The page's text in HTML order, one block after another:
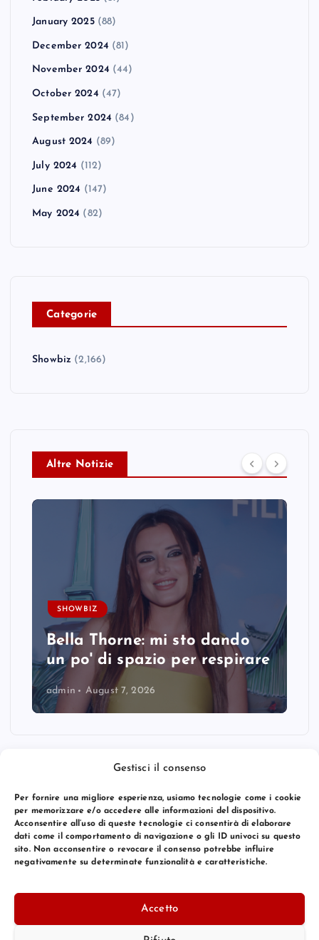
Gestisci il consenso
Per fornire una migliore esperienza, usiamo tecnologie come i cookie
per memorizzare e/o accedere alle informazioni del dispositivo.
Acconsentire all’uso di queste tecnologie ci consentirà di elaborare
dati come il comportamento di navigazione o gli ID univoci su questo
sito. Non acconsentire o revocare il consenso potrebbe influire
negativamente su determinate funzionalità e caratteristiche.
Accetto
January 2025(88)
December 2024 (81)
November 2024 (44)
October 2024 (47)
September 2024 (84)
August 2024 (89)
July 2024 (112)
June 2024 (147)
May 2024 (82)
Categorie
Showbiz (2,166)
Altre Notizie
SHOWBIZ
Bella Thorne: mi sto dando
un po' di spazio per respirare
admin August 7, 2026